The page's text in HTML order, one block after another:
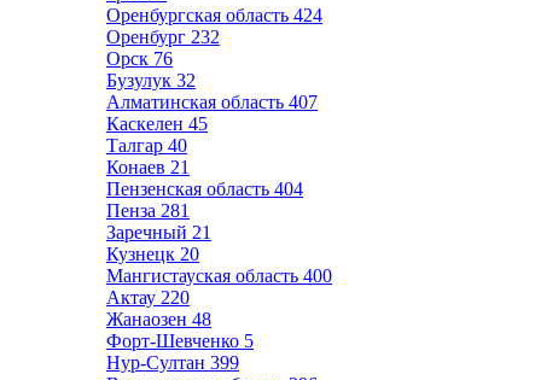
Оренбургская область 424
Оренбург 232
Орск 76
Бузулук 32
Алматинская область 407
Каскелен 45
Талгар 40
Конаев 21
Пензенская область 404
Пенза 281
Заречный 21
Кузнецк 20
Мангистауская область 400
Актау 220
Жанаозен 48
Форт-Шевченко 5
Нур-Султан 399